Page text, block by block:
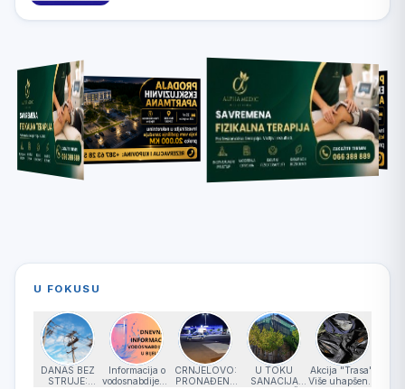
U FOKUSU
DANAS BEZ
STRUJE:
Informacija o
vodosnabdijevanju
CRNJELOVO:
PRONAĐENE
U TOKU
SANACIJA
Akcija "Trasa":
Više uhapšenih